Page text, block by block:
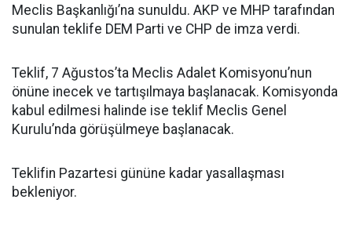
Meclis Başkanlığı’na sunuldu. AKP ve MHP tarafından
sunulan teklife DEM Parti ve CHP de imza verdi.
Teklif, 7 Ağustos’ta Meclis Adalet Komisyonu’nun
önüne inecek ve tartışılmaya başlanacak. Komisyonda
kabul edilmesi halinde ise teklif Meclis Genel
Kurulu’nda görüşülmeye başlanacak.
Teklifin Pazartesi gününe kadar yasallaşması
bekleniyor.